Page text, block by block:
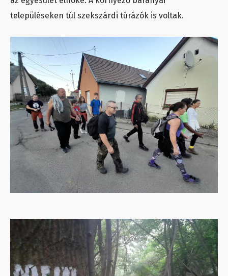
településeken túl szekszárdi túrázók is voltak.